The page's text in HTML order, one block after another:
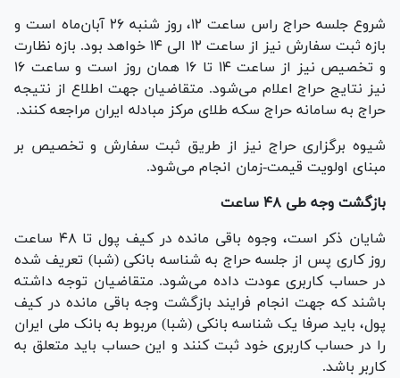
شروع جلسه حراج راس ساعت ۱۲، روز شنبه ۲۶ آبان‌ماه است و
بازه ثبت سفارش نیز از ساعت ۱۲ الی ۱۴ خواهد بود. بازه نظارت
و تخصیص نیز از ساعت ۱۴ تا ۱۶ همان روز است و ساعت ۱۶
نیز نتایج حراج اعلام می‌شود. متقاضیان جهت اطلاع از نتیجه
حراج به سامانه حراج سکه طلای مرکز مبادله ایران مراجعه کنند.
شیوه برگزاری حراج نیز از طریق ثبت سفارش و تخصیص بر
مبنای اولویت قیمت-زمان انجام می‌شود.
بازگشت وجه طی ۴۸ ساعت
شایان ذکر است، وجوه باقی مانده در کیف پول تا ۴۸ ساعت
روز کاری پس از جلسه حراج به شناسه بانکی (شبا) تعریف شده
در حساب کاربری عودت داده می‌شود. متقاضیان توجه داشته
باشند که جهت انجام فرایند بازگشت وجه باقی مانده در کیف
پول، باید صرفا یک شناسه بانکی (شبا) مربوط به بانک ملی ایران
را در حساب کاربری خود ثبت کنند و این حساب باید متعلق به
کاربر باشد.